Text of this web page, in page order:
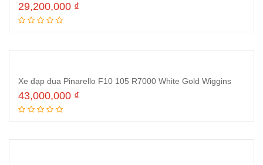
29,200,000 ₫
Xe đạp đua Pinarello F10 105 R7000 White Gold Wiggins
43,000,000 ₫